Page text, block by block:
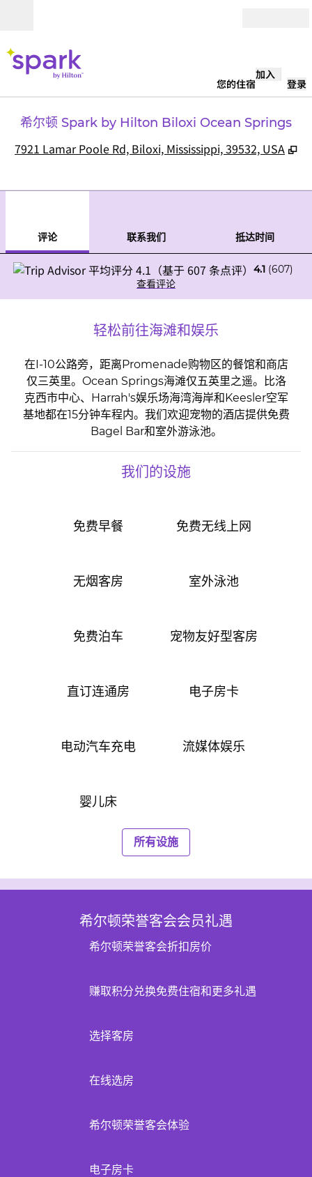
您的住宿
加入
登录
希尔顿 Spark by Hilton Biloxi Ocean Springs
7921 Lamar Poole Rd, Biloxi, Mississippi, 39532, USA ,
评论 联系我们
抵达时间
4.1 (607)
查看评论
轻松前往海滩和娱乐
在I-10公路旁，距离Promenade购物区的餐馆和商店
仅三英里。Ocean Springs海滩仅五英里之遥。比洛
克西市中心、Harrah's娱乐场海湾海岸和Keesler空军
基地都在15分钟车程内。我们欢迎宠物的酒店提供免费
Bagel Bar和室外游泳池。
我们的设施
免费早餐 免费无线上网
无烟客房 室外泳池
免费泊车 宠物友好型客房
直订连通房 电子房卡
电动汽车充电 流媒体娱乐
婴儿床
所有设施
希尔顿荣誉客会会员礼遇
希尔顿荣誉客会折扣房价
赚取积分兑换免费住宿和更多礼遇
选择客房
在线选房
希尔顿荣誉客会体验
电子房卡